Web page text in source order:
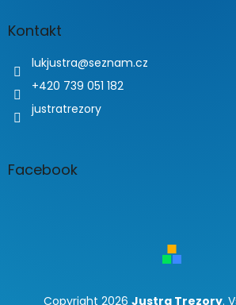
Kontakt
lukjustra@seznam.cz
+420 739 051 182
justratrezory
Facebook
Copyright 2026 Justra Trezory.